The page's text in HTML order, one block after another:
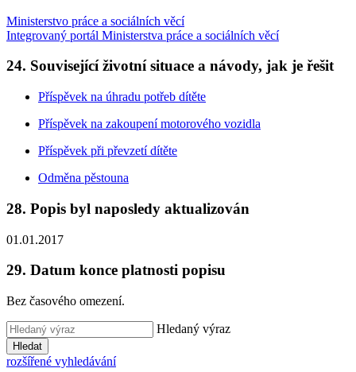
Ministerstvo práce a sociálních věcí
Integrovaný portál Ministerstva práce a sociálních věcí
24. Související životní situace a návody, jak je řešit
Příspěvek na úhradu potřeb dítěte
Příspěvek na zakoupení motorového vozidla
Příspěvek při převzetí dítěte
Odměna pěstouna
28. Popis byl naposledy aktualizován
01.01.2017
29. Datum konce platnosti popisu
Bez časového omezení.
Hledaný výraz
Hledat
rozšířené vyhledávání